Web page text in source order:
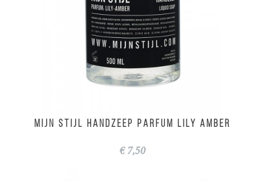
MIJN STIJL Handzeep parfum Lily Amber
€ 7,50